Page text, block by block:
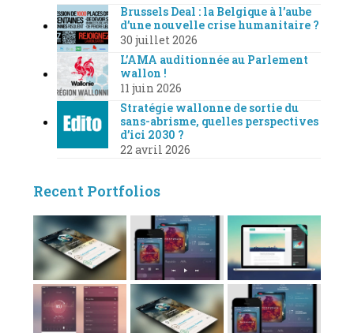
Brussels Deal : la Belgique à l’aube
d’une nouvelle crise humanitaire ?
30 juillet 2026
L’AMA auditionnée au Parlement
wallon !
11 juin 2026
Stratégie wallonne de sortie du
sans-abrisme, quelles perspectives
d’ici 2030 ?
22 avril 2026
Recent Portfolios